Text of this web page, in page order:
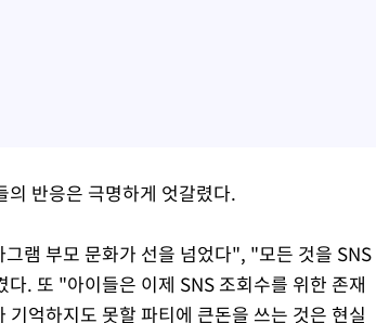
반응은 극명하게 엇갈렸다.
램 부모 문화가 선을 넘었다", "모든 것을 SNS
. 또 "아이들은 이제 SNS 조회수를 위한 존재
억하지도 못할 파티에 큰돈을 쓰는 것은 현실